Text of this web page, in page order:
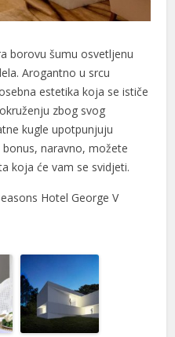
borovu šumu osvetljenu
Arogantno u srcu
estetika koja se ističe
zbog svog
kugle upotpunjuju
naravno, možete
koja će vam se svidjeti.
Hotel George V